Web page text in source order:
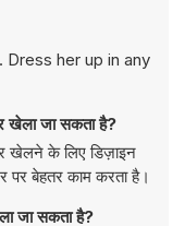
her up in any
खेला जा सकता है?
खेलने के लिए डिज़ाइन
पर बेहतर काम करता है।
जा सकता है?